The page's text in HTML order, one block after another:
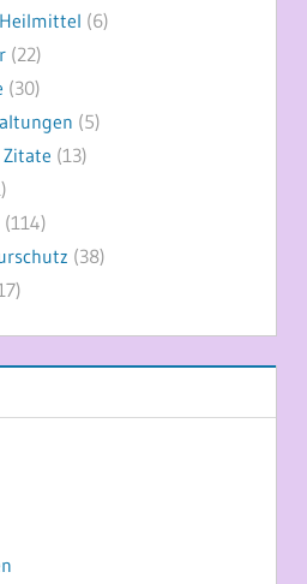
(6)
(22)
(30)
(5)
(13)
(114)
(38)